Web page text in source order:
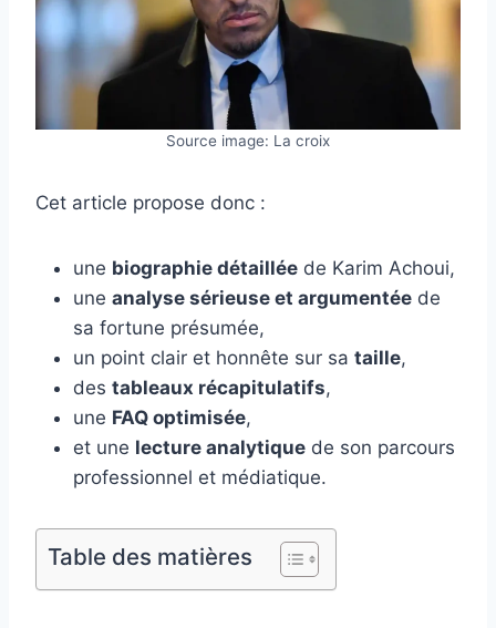
Source image: La croix
Cet article propose donc :
une biographie détaillée de Karim Achoui,
une analyse sérieuse et argumentée de
sa fortune présumée,
un point clair et honnête sur sa taille,
des tableaux récapitulatifs,
une FAQ optimisée,
et une lecture analytique de son parcours
professionnel et médiatique.
Table des matières